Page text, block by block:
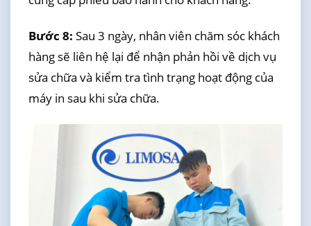
Bước 8: Sau 3 ngày, nhân viên chăm sóc khách
hàng sẽ liên hệ lại để nhận phản hồi về dịch vụ
sửa chữa và kiểm tra tình trạng hoạt động của
máy in sau khi sửa chữa.